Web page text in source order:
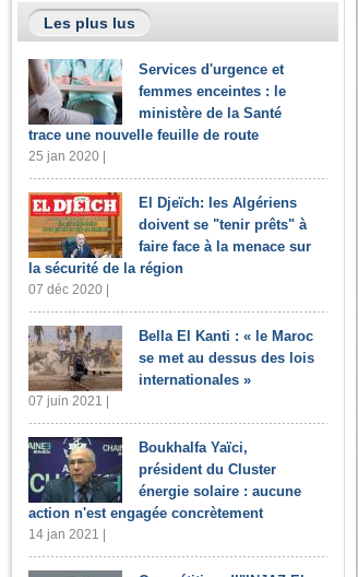
Les plus lus
Services d'urgence et
femmes enceintes : le
ministère de la Santé
trace une nouvelle feuille de route
25 jan 2020 |
El Djeïch: les Algériens
doivent se "tenir prêts" à
faire face à la menace sur
la sécurité de la région
07 déc 2020 |
Bella El Kanti : « le Maroc
se met au dessus des lois
internationales »
07 juin 2021 |
Boukhalfa Yaïci,
président du Cluster
énergie solaire : aucune
action n'est engagée concrètement
14 jan 2021 |